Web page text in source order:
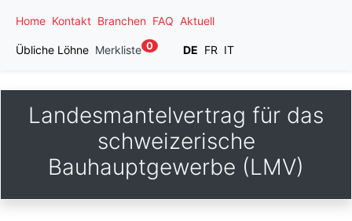
Home Kontakt Branchen FAQ Aktuell
Übliche Löhne Merkliste 0 DE FR IT
Landesmantelvertrag für das
schweizerische
Bauhauptgewerbe (LMV)